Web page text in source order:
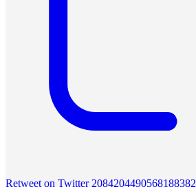
Retweet on Twitter 2084204490568188382